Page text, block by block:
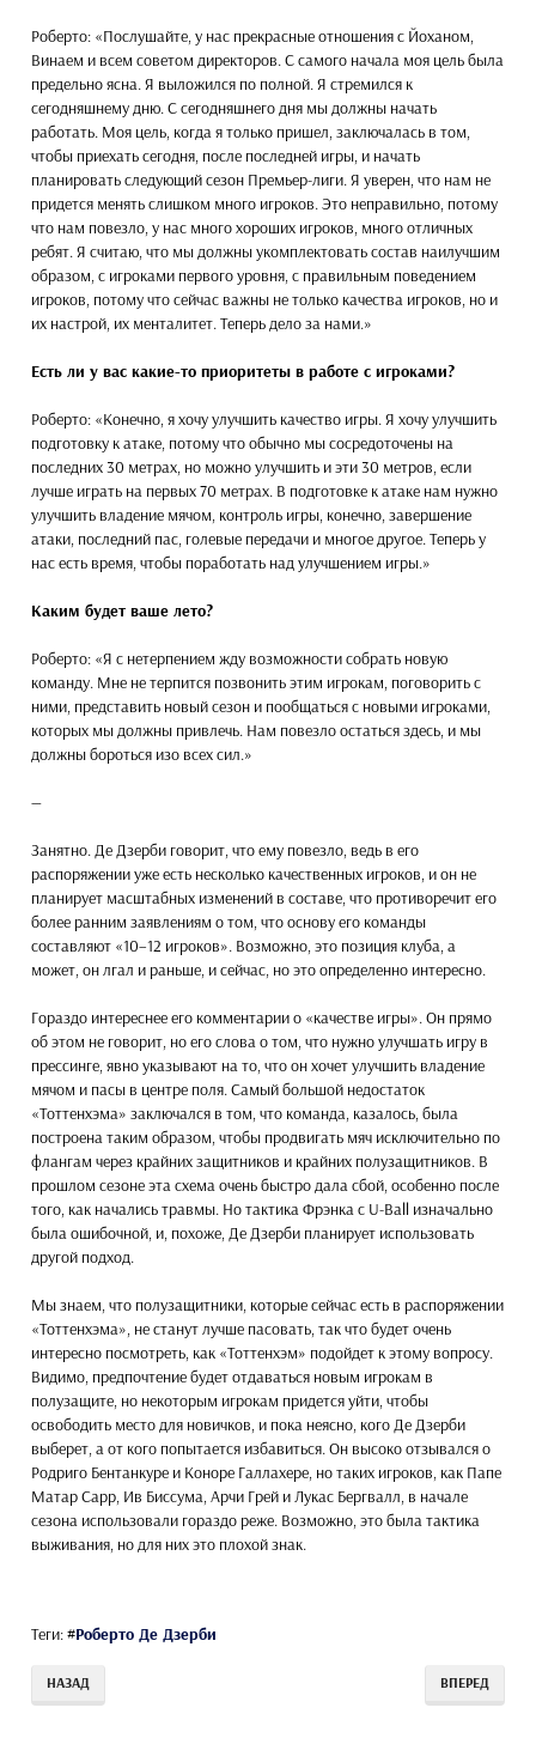
Роберто: «Послушайте, у нас прекрасные отношения с Йоханом,
Винаем и всем советом директоров. С самого начала моя цель была
предельно ясна. Я выложился по полной. Я стремился к
сегодняшнему дню. С сегодняшнего дня мы должны начать
работать. Моя цель, когда я только пришел, заключалась в том,
чтобы приехать сегодня, после последней игры, и начать
планировать следующий сезон Премьер-лиги. Я уверен, что нам не
придется менять слишком много игроков. Это неправильно, потому
что нам повезло, у нас много хороших игроков, много отличных
ребят. Я считаю, что мы должны укомплектовать состав наилучшим
образом, с игроками первого уровня, с правильным поведением
игроков, потому что сейчас важны не только качества игроков, но и
их настрой, их менталитет. Теперь дело за нами.»
Есть ли у вас какие-то приоритеты в работе с игроками?
Роберто: «Конечно, я хочу улучшить качество игры. Я хочу улучшить
подготовку к атаке, потому что обычно мы сосредоточены на
последних 30 метрах, но можно улучшить и эти 30 метров, если
лучше играть на первых 70 метрах. В подготовке к атаке нам нужно
улучшить владение мячом, контроль игры, конечно, завершение
атаки, последний пас, голевые передачи и многое другое. Теперь у
нас есть время, чтобы поработать над улучшением игры.»
Каким будет ваше лето?
Роберто: «Я с нетерпением жду возможности собрать новую
команду. Мне не терпится позвонить этим игрокам, поговорить с
ними, представить новый сезон и пообщаться с новыми игроками,
которых мы должны привлечь. Нам повезло остаться здесь, и мы
должны бороться изо всех сил.»
—
Занятно. Де Дзерби говорит, что ему повезло, ведь в его
распоряжении уже есть несколько качественных игроков, и он не
планирует масштабных изменений в составе, что противоречит его
более ранним заявлениям о том, что основу его команды
составляют «10–12 игроков». Возможно, это позиция клуба, а
может, он лгал и раньше, и сейчас, но это определенно интересно.
Гораздо интереснее его комментарии о «качестве игры». Он прямо
об этом не говорит, но его слова о том, что нужно улучшать игру в
прессинге, явно указывают на то, что он хочет улучшить владение
мячом и пасы в центре поля. Самый большой недостаток
«Тоттенхэма» заключался в том, что команда, казалось, была
построена таким образом, чтобы продвигать мяч исключительно по
флангам через крайних защитников и крайних полузащитников. В
прошлом сезоне эта схема очень быстро дала сбой, особенно после
того, как начались травмы. Но тактика Фрэнка с U-Ball изначально
была ошибочной, и, похоже, Де Дзерби планирует использовать
другой подход.
Мы знаем, что полузащитники, которые сейчас есть в распоряжении
«Тоттенхэма», не станут лучше пасовать, так что будет очень
интересно посмотреть, как «Тоттенхэм» подойдет к этому вопросу.
Видимо, предпочтение будет отдаваться новым игрокам в
полузащите, но некоторым игрокам придется уйти, чтобы
освободить место для новичков, и пока неясно, кого Де Дзерби
выберет, а от кого попытается избавиться. Он высоко отзывался о
Родриго Бентанкуре и Коноре Галлахере, но таких игроков, как Папе
Матар Сарр, Ив Биссума, Арчи Грей и Лукас Бергвалл, в начале
сезона использовали гораздо реже. Возможно, это была тактика
выживания, но для них это плохой знак.
Теги:#Роберто Де Дзерби
НАЗАД ВПЕРЕД